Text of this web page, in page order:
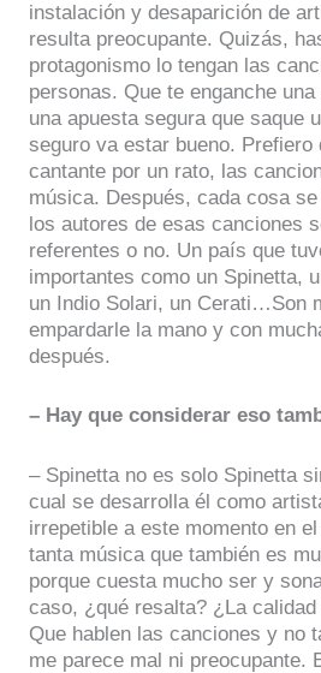
instalación y desaparición de
resulta preocupante. Quizás,
protagonismo lo tengan las
personas. Que te enganche
una apuesta segura que saque
seguro va estar bueno. Prefiero
cantante por un rato, las
música. Después, cada cosa
los autores de esas canciones
referentes o no. Un país que
importantes como un Spinetta,
un Indio Solari, un Cerati…Son
empardarle la mano y con
después.
– Hay que considerar eso
– Spinetta no es solo Spinetta
cual se desarrolla él como
irrepetible a este momento en
tanta música que también es
porque cuesta mucho ser y
caso, ¿qué resalta? ¿La
Que hablen las canciones y no
me parece mal ni preocupante.